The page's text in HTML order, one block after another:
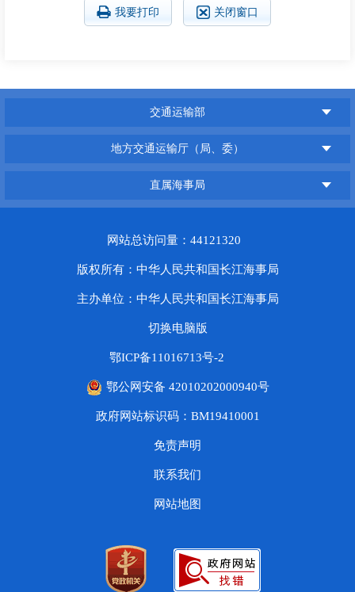
我要打印 关闭窗口
交通运输部
地方交通运输厅（局、委）
直属海事局
网站总访问量：44121320
版权所有：中华人民共和国长江海事局
主办单位：中华人民共和国长江海事局
切换电脑版
鄂ICP备11016713号-2
鄂公网安备 42010202000940号
政府网站标识码：BM19410001
免责声明
联系我们
网站地图